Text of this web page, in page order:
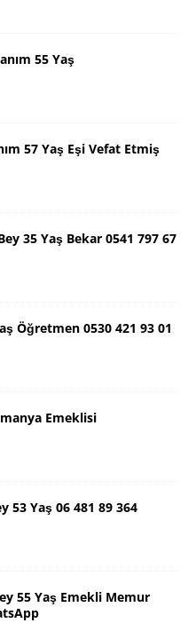
55 Yaş
57 Yaş Eşi Vefat Etmiş
35 Yaş Bekar 0541 797 67
Öğretmen 0530 421 93 01
Emeklisi
53 Yaş 06 481 89 364
55 Yaş Emekli Memur